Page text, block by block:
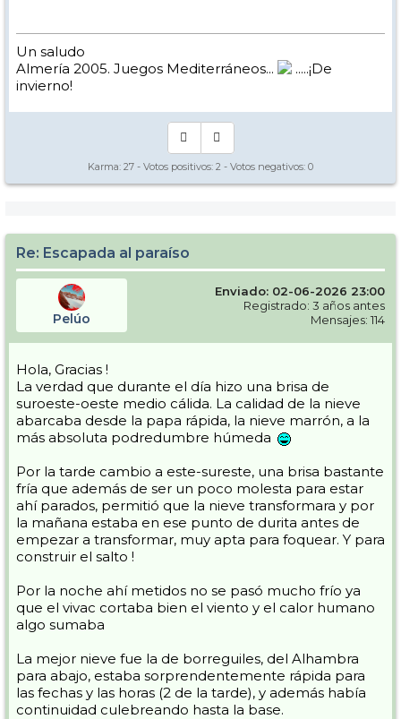
Un saludo
Almería 2005. Juegos Mediterráneos...
.....¡De
invierno!
Karma: 27 - Votos positivos: 2 - Votos negativos: 0
Re: Escapada al paraíso
Pelúo
Enviado: 02-06-2026 23:00
Registrado: 3 años antes
Mensajes: 114
Hola, Gracias !
La verdad que durante el día hizo una brisa de
suroeste-oeste medio cálida. La calidad de la nieve
abarcaba desde la papa rápida, la nieve marrón, a la
más absoluta podredumbre húmeda
Por la tarde cambio a este-sureste, una brisa bastante
fría que además de ser un poco molesta para estar
ahí parados, permitió que la nieve transformara y por
la mañana estaba en ese punto de durita antes de
empezar a transformar, muy apta para foquear. Y para
construir el salto !
Por la noche ahí metidos no se pasó mucho frío ya
que el vivac cortaba bien el viento y el calor humano
algo sumaba
La mejor nieve fue la de borreguiles, del Alhambra
para abajo, estaba sorprendentemente rápida para
las fechas y las horas (2 de la tarde), y además había
continuidad culebreando hasta la base.